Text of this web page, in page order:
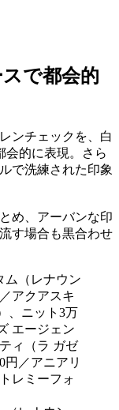
で都会的
ンチェックを、白
会的に表現。さら
で洗練された印象
め、アーバンな印
す場合も黒合わせ